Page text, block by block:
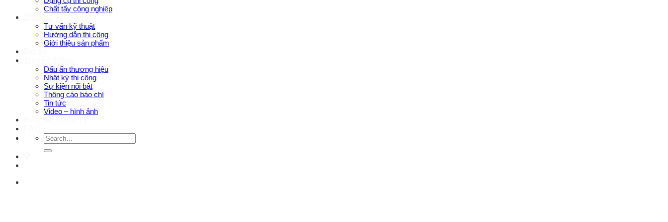
Chất tẩy công nghiệp
Tư vấn kỹ thuật
Hướng dẫn thi công
Giới thiệu sản phẩm
Dấu ấn thương hiệu
Nhật ký thi công
Sự kiện nổi bật
Thông cáo báo chí
Tin tức
Video – hình ảnh
Search
for: